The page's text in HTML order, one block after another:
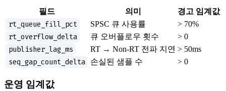
필드 의미 경고 임계값
rt_queue_fill_pct SPSC 큐 사용률 > 70%
rt_overflow_delta 큐 오버플로우 횟수 > 0
publisher_lag_ms RT → Non-RT 전파 지연 > 50ms
seq_gap_count_delta 손실된 샘플 수 > 0
운영 임계값